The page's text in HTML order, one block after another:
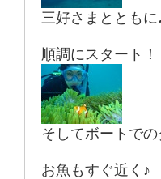
三好さまとともに
順調にスタート！
そしてボートでの
お魚もすぐ近く♪